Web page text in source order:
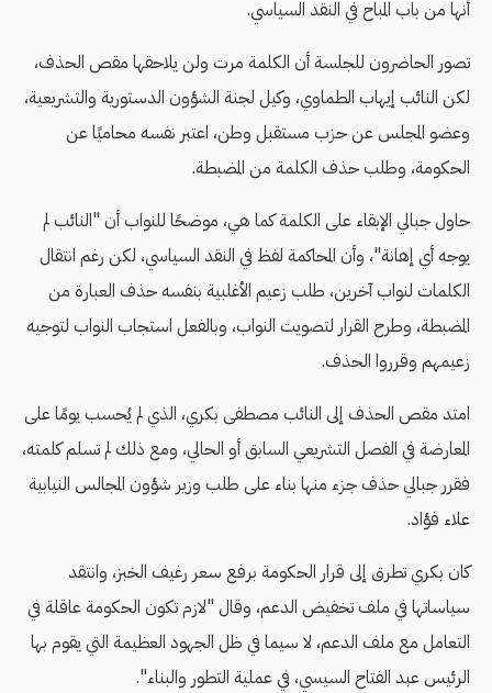
أنها من باب المباح في النقد السياسي.
تصور الحاضرون للجلسة أن الكلمة مرت ولن يلاحقها مقص الحذف،
لكن النائب إيهاب الطماوي، وكيل لجنة الشؤون الدستورية والتشريعية،
وعضو المجلس عن حزب مستقبل وطن، اعتبر نفسه محاميًا عن
الحكومة، وطلب حذف الكلمة من المضبطة.
حاول جبالي الإبقاء على الكلمة كما هي، موضحًا للنواب أن "النائب لم
يوجه أي إهانة"، وأن المحاكمة لفظ في النقد السياسي، لكن رغم انتقال
الكلمات لنواب آخرين، طلب زعيم الأغلبية بنفسه حذف العبارة من
المضبطة، وطرح القرار لتصويت النواب، وبالفعل استجاب النواب لتوجيه
زعيمهم وقرروا الحذف.
امتد مقص الحذف إلى النائب مصطفى بكري، الذي لم يُحسب يومًا على
المعارضة في الفصل التشريعي السابق أو الحالي، ومع ذلك لم تسلم كلمته،
فقرر جبالي حذف جزء منها بناء على طلب وزير شؤون المجالس النيابية
علاء فؤاد.
كان بكري تطرق إلى قرار الحكومة برفع سعر رغيف الخبز، وانتقد
سياساتها في ملف تخفيض الدعم، وقال "لازم تكون الحكومة عاقلة في
التعامل مع ملف الدعم، لا سيما في ظل الجهود العظيمة التي يقوم بها
الرئيس عبد الفتاح السيسي، في عملية التطور والبناء".